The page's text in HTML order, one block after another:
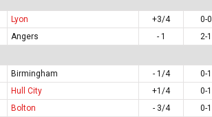
Lyon +3/4
0-0
Angers - 1
2-1
Birmingham - 1/4
0-1
Hull City +1/4
0-1
Bolton - 3/4
0-1